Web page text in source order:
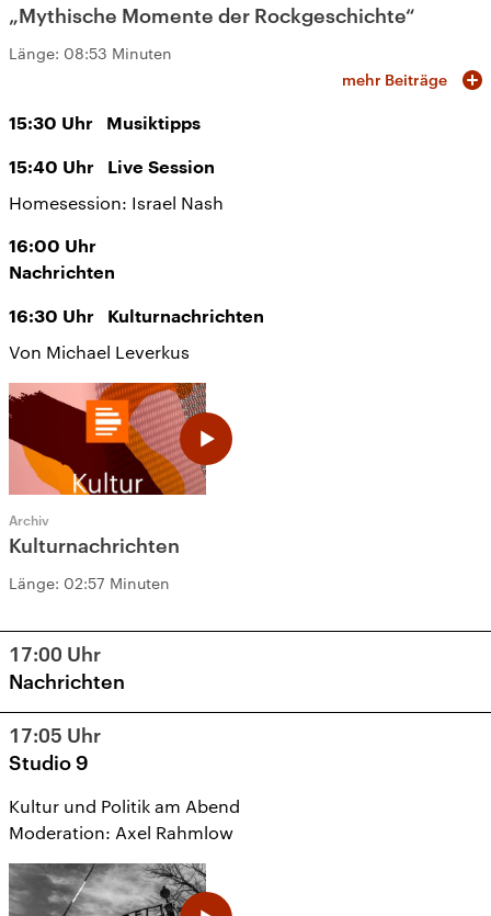
„Mythische Momente der Rockgeschichte“
Länge: 08:53 Minuten
mehr Beiträge
15:30 Uhr Musiktipps
15:40 Uhr Live Session
Homesession: Israel Nash
16:00 Uhr
Nachrichten
16:30 Uhr Kulturnachrichten
Von Michael Leverkus
Archiv
Kulturnachrichten
Länge: 02:57 Minuten
17:00 Uhr
Nachrichten
17:05 Uhr
Studio 9
Kultur und Politik am Abend
Moderation: Axel Rahmlow